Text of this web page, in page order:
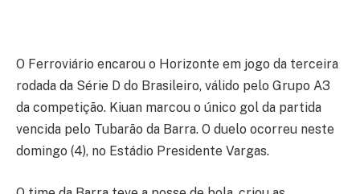
O Ferroviário encarou o Horizonte em jogo da terceira
rodada da Série D do Brasileiro, válido pelo Grupo A3
da competição. Kiuan marcou o único gol da partida
vencida pelo Tubarão da Barra. O duelo ocorreu neste
domingo (4), no Estádio Presidente Vargas.